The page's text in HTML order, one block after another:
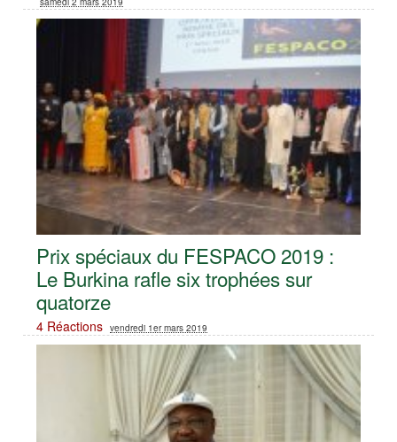
Prix spéciaux du FESPACO 2019 :
Le Burkina rafle six trophées sur
quatorze
4 Réactions vendredi 1er mars 2019